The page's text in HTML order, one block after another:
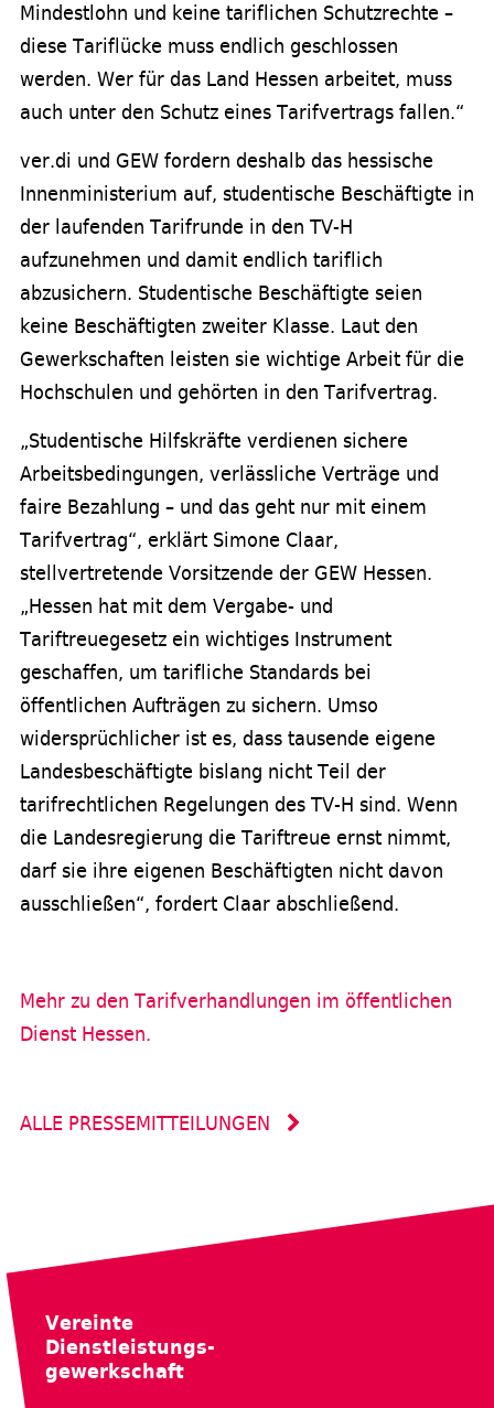
Mindestlohn und keine tariflichen Schutzrechte –
diese Tariflücke muss endlich geschlossen
werden. Wer für das Land Hessen arbeitet, muss
auch unter den Schutz eines Tarifvertrags fallen.“
ver.di und GEW fordern deshalb das hessische
Innenministerium auf, studentische Beschäftigte in
der laufenden Tarifrunde in den TV-H
aufzunehmen und damit endlich tariflich
abzusichern. Studentische Beschäftigte seien
keine Beschäftigten zweiter Klasse. Laut den
Gewerkschaften leisten sie wichtige Arbeit für die
Hochschulen und gehörten in den Tarifvertrag.
„Studentische Hilfskräfte verdienen sichere
Arbeitsbedingungen, verlässliche Verträge und
faire Bezahlung – und das geht nur mit einem
Tarifvertrag“, erklärt Simone Claar,
stellvertretende Vorsitzende der GEW Hessen.
„Hessen hat mit dem Vergabe- und
Tariftreuegesetz ein wichtiges Instrument
geschaffen, um tarifliche Standards bei
öffentlichen Aufträgen zu sichern. Umso
widersprüchlicher ist es, dass tausende eigene
Landesbeschäftigte bislang nicht Teil der
tarifrechtlichen Regelungen des TV-H sind. Wenn
die Landesregierung die Tariftreue ernst nimmt,
darf sie ihre eigenen Beschäftigten nicht davon
ausschließen“, fordert Claar abschließend.
Mehr zu den Tarifverhandlungen im öffentlichen
Dienst Hessen.
ALLE PRESSEMITTEILUNGEN
Vereinte
Dienstleistungs-
gewerkschaft